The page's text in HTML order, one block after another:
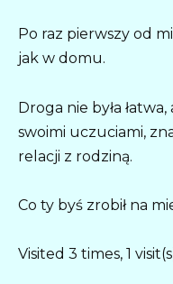
Po raz pierwszy od
jak w domu.
Droga nie była
swoimi uczuciami,
relacji z rodziną.
Co ty byś zrobił na
Visited 3 times, 1